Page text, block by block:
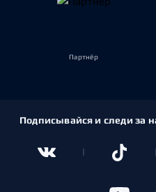
Партнёр
Подписывайся и следи за